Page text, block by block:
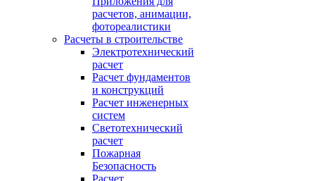
расчетов, анимации,
фотореалистики
Расчеты в строительстве
Электротехнический
расчет
Расчет фундаментов
и конструкций
Расчет инженерных
систем
Светотехнический
расчет
Пожарная
Безопасность
Расчет